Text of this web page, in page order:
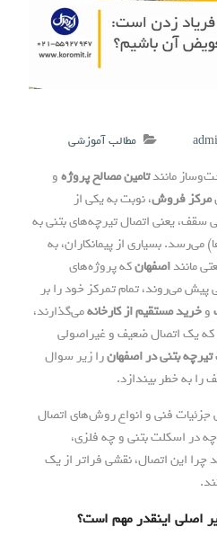
مطالب آموزشی
مانندتامین مصالح پروژهو
مرکز فروش، نوبت به یکی از
سقف، یعنی اتصال تیرچه‌های بتنی به
می‌رسد. بسیاری از پیمانکاران، به
ماننداصفهانکه پروژه‌های
پیش می‌روند، تمام تمرکز خود را بر
وخرید مستقیم از کارخانهمی‌گذارند،
که یک اتصال ضعیف و غیراصولی
تیرچه بتنی در اصفهانرا زیر سوال
را به خطر بیندازد.
جزئیات فنی و انواع روش‌های اتصال
در اسکلت بتنی و چه فلزی،
این اتصال، نقشی فراتر از یک
اصلی اینقدر مهم است؟